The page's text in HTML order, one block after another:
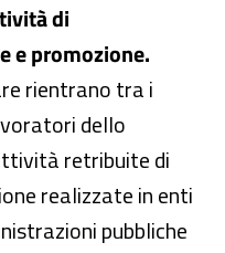
di
e promozione.
rientrano tra i
dello
retribuite di
realizzate in enti
pubbliche